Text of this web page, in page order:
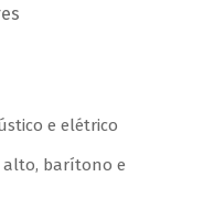
e elétrico
alto, barítono e